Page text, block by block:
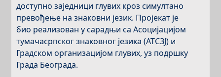
доступно заједници глувих крозсимултано
превођење на знаковни језик. Пројекат је
био реализовану сарадњи са Асоцијацијом
тумачасрпског знаковног језика (АТСЗЈ) и
Градском организацијом глувих, уз подршку
Града Београда.